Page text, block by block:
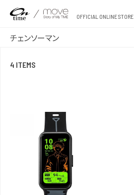
OFFICIAL ONLINE STORE
4 ITEMS